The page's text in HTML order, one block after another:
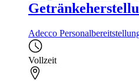
Adecco
Vollzeit